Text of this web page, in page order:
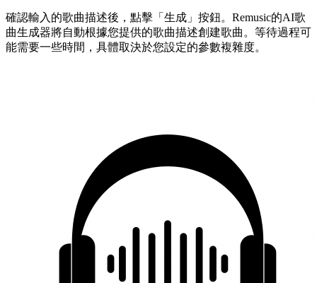
確認輸入的歌曲描述後，點擊「生成」按鈕。Remusic的AI歌
曲生成器將自動根據您提供的歌曲描述創建歌曲。等待過程可
能需要一些時間，具體取決於您設定的參數複雜度。